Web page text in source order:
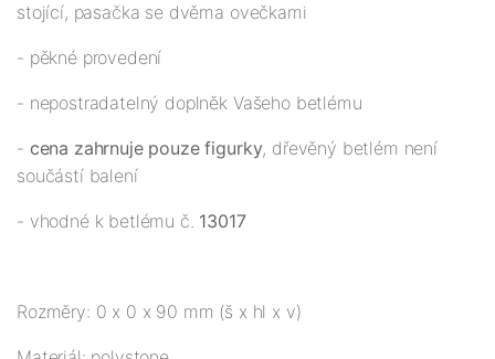
stojící, pasačka se dvěma ovečkami
- pěkné provedení
- nepostradatelný doplněk Vašeho betlému
- cena zahrnuje pouze figurky, dřevěný betlém není
součástí balení
- vhodné k betlému č. 13017
Rozměry: 0 x 0 x 90 mm (š x hl x v)